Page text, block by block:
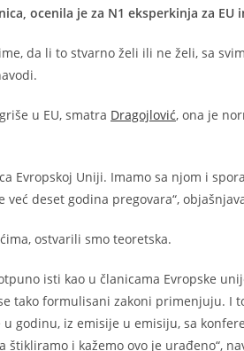
ocenila je za N1 eksperkinja za EU
da li to stvarno želi ili ne želi, sa
u EU, smatra Dragojlović, ona je
Evropskoj Uniji. Imamo sa njom i
deset godina pregovara“,
ostvarili smo teoretska.
isti kao u članicama Evropske
tako formulisani zakoni primenjuju. I
godinu, iz emisije u emisiju, sa
i kažemo ovo je urađeno“,